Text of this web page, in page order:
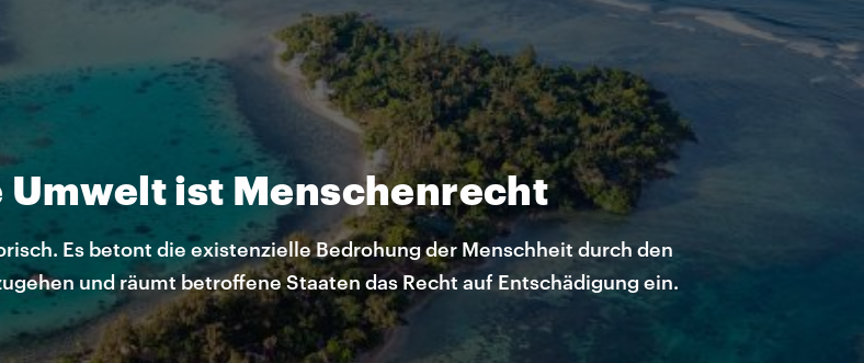
ist Menschenrecht
Es betont die existenzielle Bedrohung der Menschheit durch den
und räumt betroffene Staaten das Recht auf Entschädigung ein.